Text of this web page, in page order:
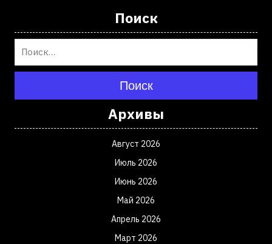
Поиск
Поиск
Архивы
Август 2026
Июль 2026
Июнь 2026
Май 2026
Апрель 2026
Март 2026